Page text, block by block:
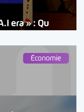
era » : Qu
Économie